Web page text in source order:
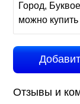
Город,
можно
Отзывы и